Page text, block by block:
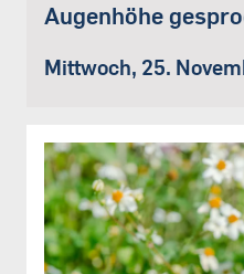
Augenhöhe
Mittwoch, 25.